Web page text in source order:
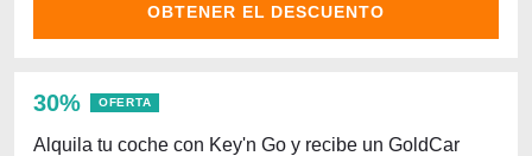
OBTENER EL DESCUENTO
30% OFERTA
Alquila tu coche con Key'n Go y recibe un GoldCar